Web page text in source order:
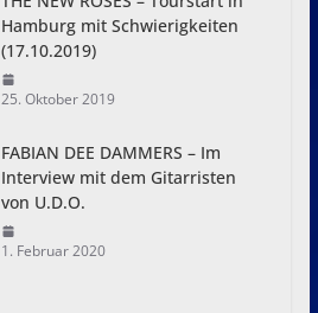
Hamburg mit Schwierigkeiten
(17.10.2019)
25. Oktober 2019
FABIAN DEE DAMMERS – Im
Interview mit dem Gitarristen
von U.D.O.
1. Februar 2020